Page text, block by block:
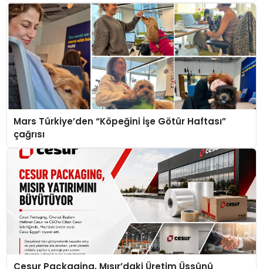
Mars Türkiye’den “Köpeğini İşe Götür Haftası”
çağrısı